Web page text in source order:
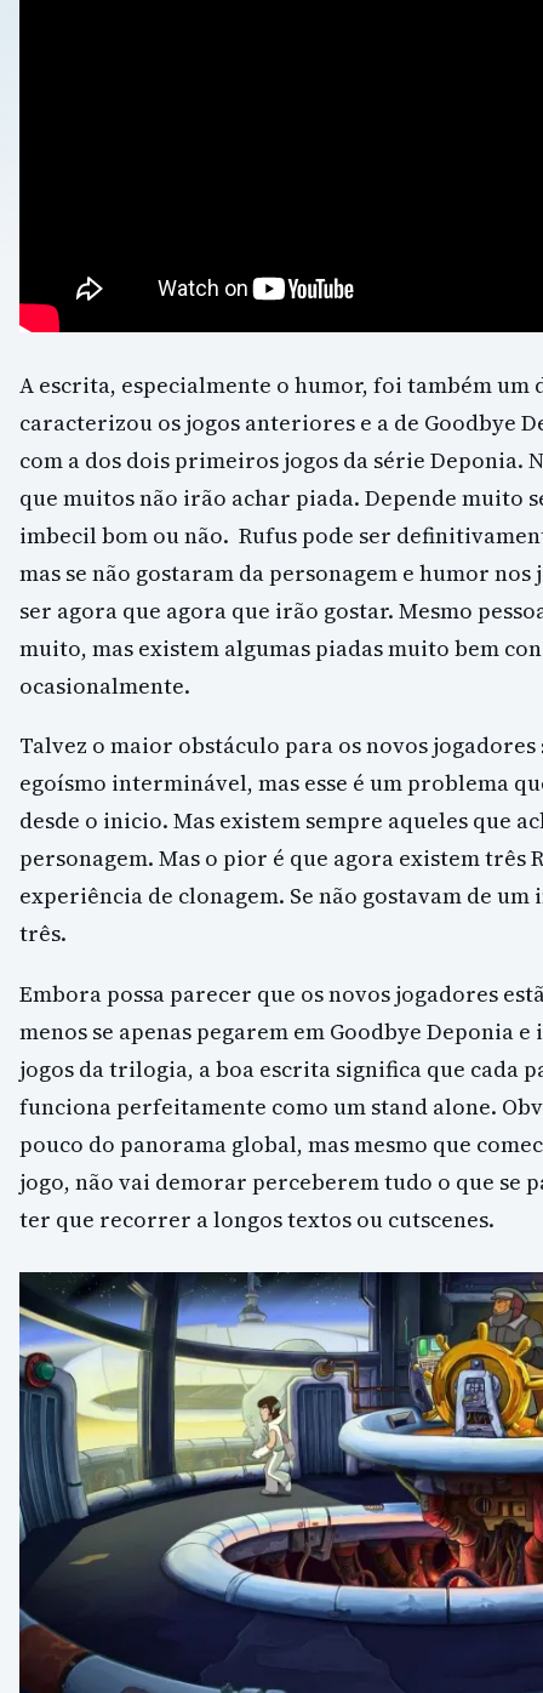
A escrita, especialmente o humor, foi também um
caracterizou os jogos anteriores e a de Goodbye
com a dos dois primeiros jogos da série Deponia.
que muitos não irão achar piada. Depende muito
imbecil bom ou não. Rufus pode ser
mas se não gostaram da personagem e humor
ser agora que agora que irão gostar. Mesmo
muito, mas existem algumas piadas muito bem
ocasionalmente.
Talvez o maior obstáculo para os novos jogadores
egoísmo interminável, mas esse é um problema
desde o inicio. Mas existem sempre aqueles que
personagem. Mas o pior é que agora existem três
experiência de clonagem. Se não gostavam de
três.
Embora possa parecer que os novos jogadores
menos se apenas pegarem em Goodbye Deponia
jogos da trilogia, a boa escrita significa que cada
funciona perfeitamente como um stand alone.
pouco do panorama global, mas mesmo que
jogo, não vai demorar perceberem tudo o que se
ter que recorrer a longos textos ou cutscenes.